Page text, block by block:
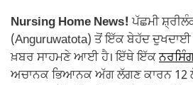
Nursing Home News! ਪੱਛਮੀ
(Anguruwatota) ਤੋਂ ਇੱਕ ਬੇਹੱਦ
ਖ਼ਬਰ ਸਾਹਮਣੇ ਆਈ ਹੈ। ਇੱਥੇ ਇੱਕ
ਅਚਾਨਕ ਭਿਆਨਕ ਅੱਗ ਲੱਗਣ ਕਾਰਨ 12